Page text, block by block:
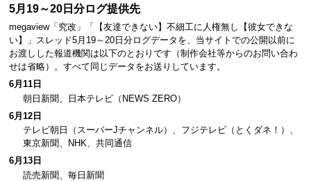
5月19～20日分ログ提供先
megaview「究改」「【友達できない】不細工に人権無し【彼女できな
い】」スレッド5月19～20日分ログデータを、当サイトでの公開以前に
お渡しした報道機関は以下のとおりです（制作会社等からのお問い合わ
せは省略）。すべて同じデータをお送りしています。
6月11日
朝日新聞、日本テレビ（NEWS ZERO）
6月12日
テレビ朝日（スーパーJチャンネル）、フジテレビ（とくダネ！）、
東京新聞、NHK、共同通信
6月13日
読売新聞、毎日新聞